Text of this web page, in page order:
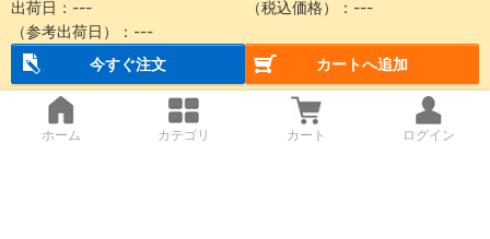
出荷日： --- （税込価格）： ---
（参考出荷日）： ---
今すぐ注文
カートへ追加
ホーム カテゴリ カート ログイン